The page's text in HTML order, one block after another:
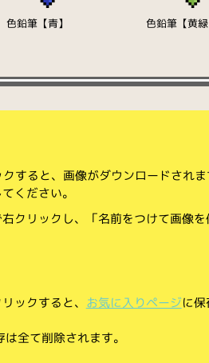
色鉛筆【青】 色鉛筆【黄緑
すると、画像がダウンロードされま
ください。
クリックし、「名前をつけて画像
ックすると、 お気に入りページに
全て削除されます。